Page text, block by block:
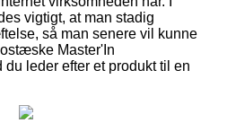
vigtigt, at man stadig
så man senere vil kunne
Master'In
leder efter et produkt til en